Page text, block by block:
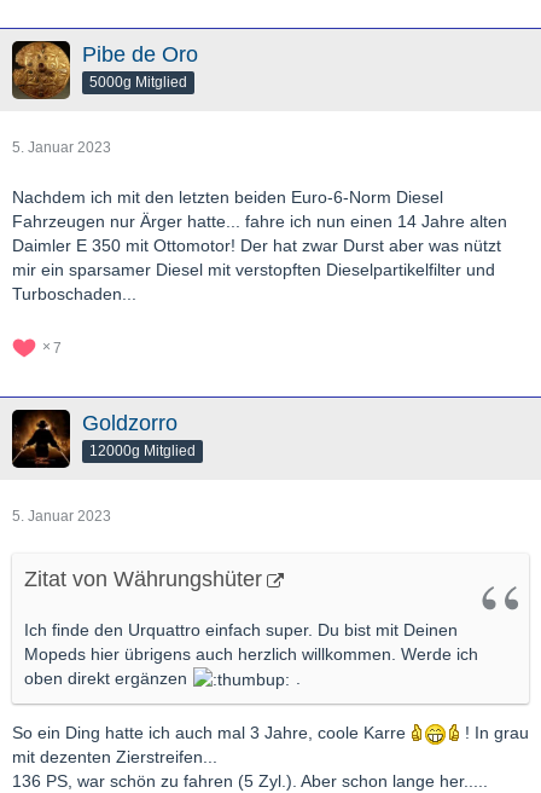
Pibe de Oro
5000g Mitglied
5. Januar 2023
Nachdem ich mit den letzten beiden Euro-6-Norm Diesel
Fahrzeugen nur Ärger hatte... fahre ich nun einen 14 Jahre alten
Daimler E 350 mit Ottomotor! Der hat zwar Durst aber was nützt
mir ein sparsamer Diesel mit verstopften Dieselpartikelfilter und
Turboschaden...
7
Goldzorro
12000g Mitglied
5. Januar 2023
Zitat von Währungshüter
Ich finde den Urquattro einfach super. Du bist mit Deinen
Mopeds hier übrigens auch herzlich willkommen. Werde ich
oben direkt ergänzen
So ein Ding hatte ich auch mal 3 Jahre, coole Karre
! In grau
mit dezenten Zierstreifen...
136 PS, war schön zu fahren (5 Zyl.). Aber schon lange her.....